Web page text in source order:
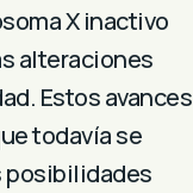
X inactivo
alteraciones
Estos avances
todavía se
posibilidades